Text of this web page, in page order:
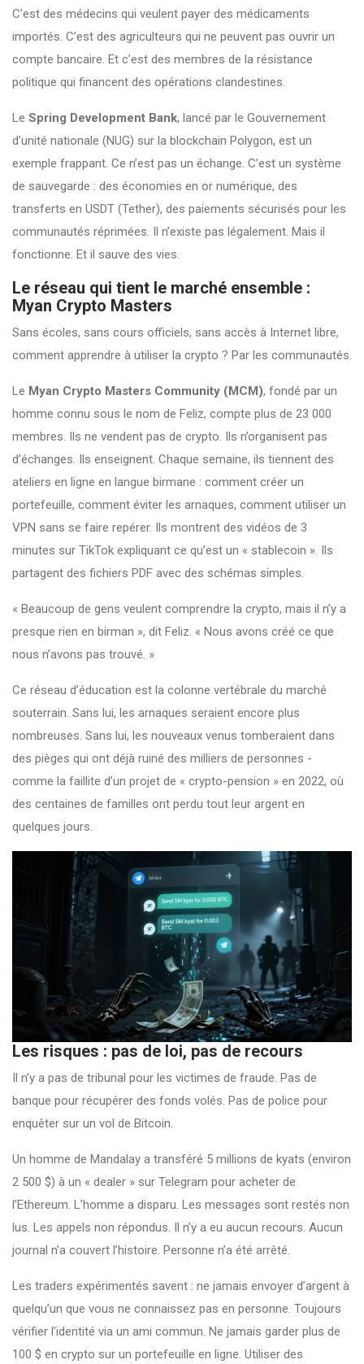
C’est des médecins qui veulent payer des médicaments
importés. C’est des agriculteurs qui ne peuvent pas ouvrir un
compte bancaire. Et c’est des membres de la résistance
politique qui financent des opérations clandestines.
Le Spring Development Bank, lancé par le Gouvernement
d’unité nationale (NUG) sur la blockchain Polygon, est un
exemple frappant. Ce n’est pas un échange. C’est un système
de sauvegarde : des économies en or numérique, des
transferts en USDT (Tether), des paiements sécurisés pour les
communautés réprimées. Il n’existe pas légalement. Mais il
fonctionne. Et il sauve des vies.
Le réseau qui tient le marché ensemble :
Myan Crypto Masters
Sans écoles, sans cours officiels, sans accès à Internet libre,
comment apprendre à utiliser la crypto ? Par les communautés.
Le Myan Crypto Masters Community (MCM), fondé par un
homme connu sous le nom de Feliz, compte plus de 23 000
membres. Ils ne vendent pas de crypto. Ils n’organisent pas
d’échanges. Ils enseignent. Chaque semaine, ils tiennent des
ateliers en ligne en langue birmane : comment créer un
portefeuille, comment éviter les arnaques, comment utiliser un
VPN sans se faire repérer. Ils montrent des vidéos de 3
minutes sur TikTok expliquant ce qu’est un « stablecoin ». Ils
partagent des fichiers PDF avec des schémas simples.
« Beaucoup de gens veulent comprendre la crypto, mais il n’y a
presque rien en birman », dit Feliz. « Nous avons créé ce que
nous n’avons pas trouvé. »
Ce réseau d’éducation est la colonne vertébrale du marché
souterrain. Sans lui, les arnaques seraient encore plus
nombreuses. Sans lui, les nouveaux venus tomberaient dans
des pièges qui ont déjà ruiné des milliers de personnes -
comme la faillite d’un projet de « crypto-pension » en 2022, où
des centaines de familles ont perdu tout leur argent en
quelques jours.
Les risques : pas de loi, pas de recours
Il n’y a pas de tribunal pour les victimes de fraude. Pas de
banque pour récupérer des fonds volés. Pas de police pour
enquêter sur un vol de Bitcoin.
Un homme de Mandalay a transféré 5 millions de kyats (environ
2 500 $) à un « dealer » sur Telegram pour acheter de
l’Ethereum. L’homme a disparu. Les messages sont restés non
lus. Les appels non répondus. Il n’y a eu aucun recours. Aucun
journal n’a couvert l’histoire. Personne n’a été arrêté.
Les traders expérimentés savent : ne jamais envoyer d’argent à
quelqu’un que vous ne connaissez pas en personne. Toujours
vérifier l’identité via un ami commun. Ne jamais garder plus de
100 $ en crypto sur un portefeuille en ligne. Utiliser des